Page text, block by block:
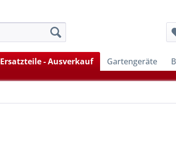
Ersatzteile - Ausverkauf Gartengeräte